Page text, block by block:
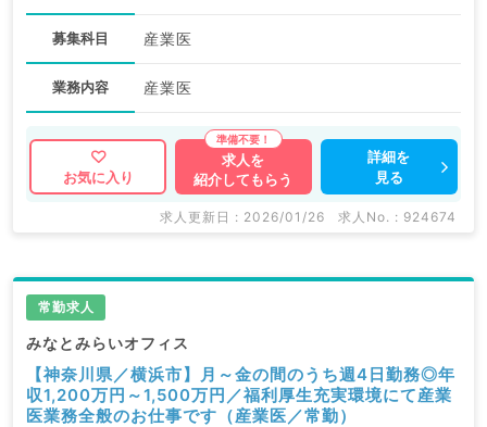
募集科目 産業医
業務内容 産業医
お気に入り
求人を
紹介してもらう
詳細を
見る
求人更新日 : 2026/01/26 求人No. : 924674
常勤求人
みなとみらいオフィス
【神奈川県／横浜市】月～金の間のうち週4日勤務◎年
収1,200万円～1,500万円／福利厚生充実環境にて産業
医業務全般のお仕事です（産業医／常勤）